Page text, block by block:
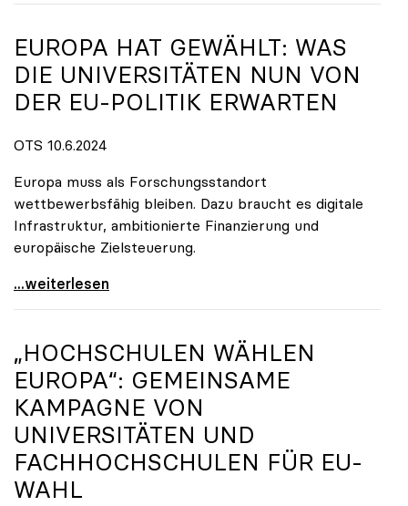
EUROPA HAT GEWÄHLT: WAS
DIE UNIVERSITÄTEN NUN VON
DER EU-POLITIK ERWARTEN
OTS 10.6.2024
Europa muss als Forschungsstandort
wettbewerbsfähig bleiben. Dazu braucht es digitale
Infrastruktur, ambitionierte Finanzierung und
europäische Zielsteuerung.
Europa hat gewählt: Was die Universitäten nun von
...weiterlesen
„HOCHSCHULEN WÄHLEN
EUROPA“: GEMEINSAME
KAMPAGNE VON
UNIVERSITÄTEN UND
FACHHOCHSCHULEN FÜR EU-
WAHL